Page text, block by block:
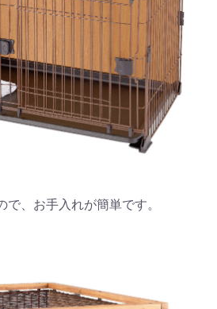
で、お手入れが簡単です。